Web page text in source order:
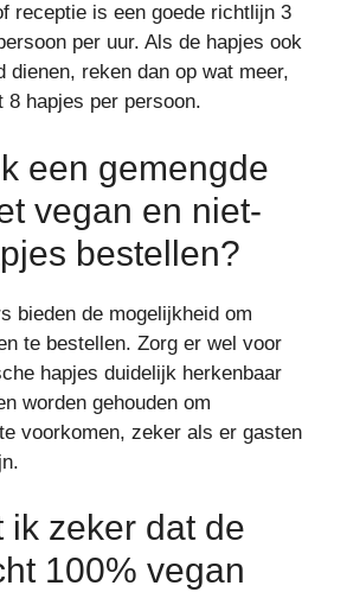
receptie is een goede richtlijn 3
per uur. Als de hapjes ook
dienen, reken dan op wat meer,
8 hapjes per persoon.
een gemengde
vegan en niet-
bestellen?
bieden de mogelijkheid om
te bestellen. Zorg er wel voor
hapjes duidelijk herkenbaar
worden gehouden om
voorkomen, zeker als er gasten
ik zeker dat de
100% vegan